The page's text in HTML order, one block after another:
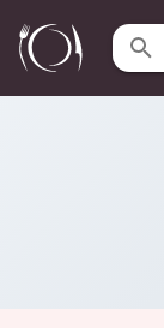
Reštaurácie /